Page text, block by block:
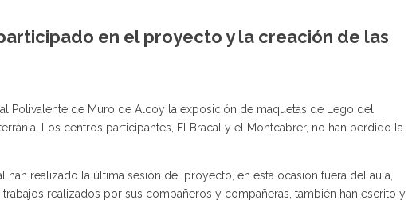
en el proyecto y la creación de las
Polivalente de Muro de Alcoy la exposición de maquetas de Lego del
Los centros participantes, El Bracal y el Montcabrer, no han perdido la
realizado la última sesión del proyecto, en esta ocasión fuera del aula,
realizados por sus compañeros y compañeras, también han escrito y